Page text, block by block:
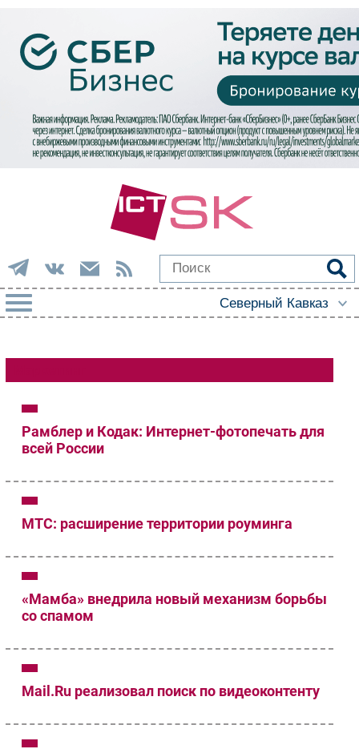
Импорто­замещение
Автоматизация Промышленности
Интернет
Мобильная связь
Торговые сети
Оборудование
ПО
Кадры
Регулирование
Финансы
Безопасность
Рамблер и Кодак: Интернет-фотопечать для
всей России
МТС: расширение территории роуминга
«Мамба» внедрила новый механизм борьбы
со спамом
Mail.Ru реализовал поиск по видеоконтенту